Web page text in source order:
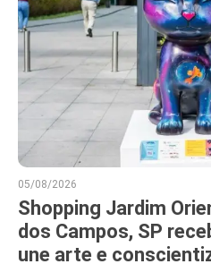
05/08/2026
Shopping Jardim
dos Campos, SP
une arte e